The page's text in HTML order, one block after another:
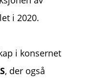
i 2020.
i konsernet
, der også